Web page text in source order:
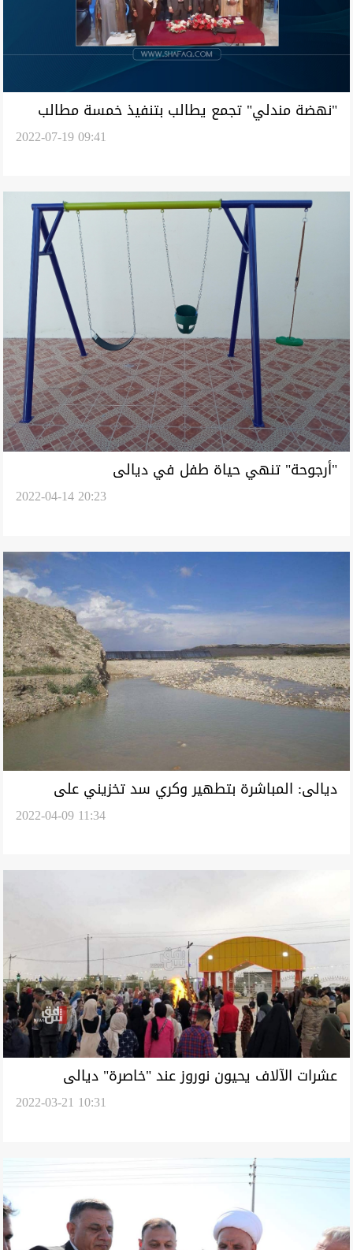
"نهضة مندلي" تجمع يطالب بتنفيذ خمسة مطالب
2022-07-19 09:41
"أرجوحة" تنهي حياة طفل في ديالى
2022-04-14 20:23
ديالى: المباشرة بتطهير وكري سد تخزيني على
2022-04-09 11:34
عشرات الآلاف يحيون نوروز عند "خاصرة" ديالى
2022-03-21 10:31